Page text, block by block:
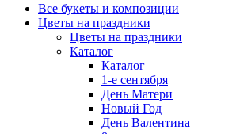
Все букеты и композиции
Цветы на праздники
Цветы на праздники
Каталог
Каталог
1-е сентября
День Матери
Новый Год
День Валентина